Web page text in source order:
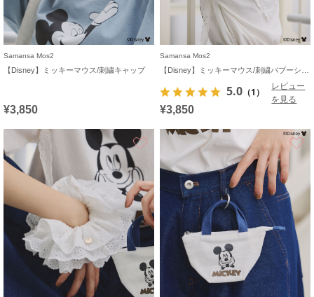
Samansa Mos2
【Disney】ミッキーマウス/刺繍キャップ
¥3,850
Samansa Mos2
5.0 （1）
レビュー
を見る
¥3,850
お気に入り